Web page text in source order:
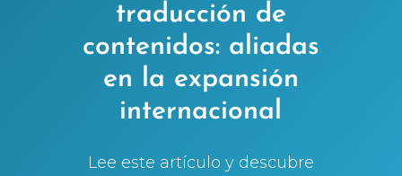
traducción de
contenidos: aliadas
en la expansión
internacional
Lee este artículo y descubre